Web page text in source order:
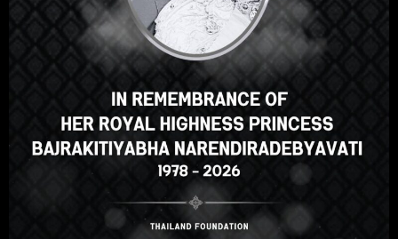
ENROLL COURSE
Select your language
English Russian
Japanese German